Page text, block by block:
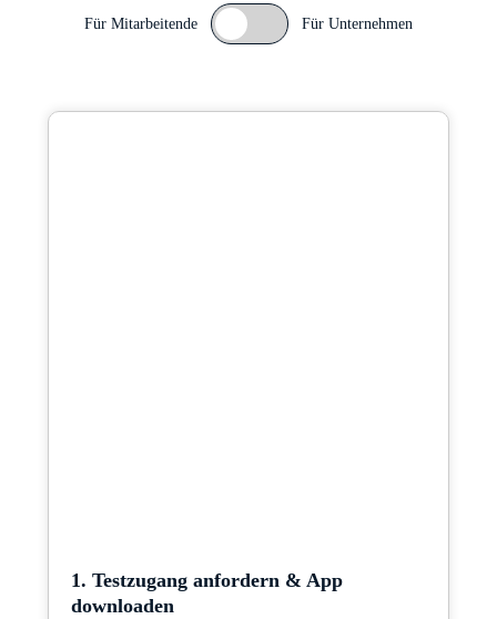
Für Mitarbeitende Für Unternehmen
1. Testzugang anfordern & App
downloaden